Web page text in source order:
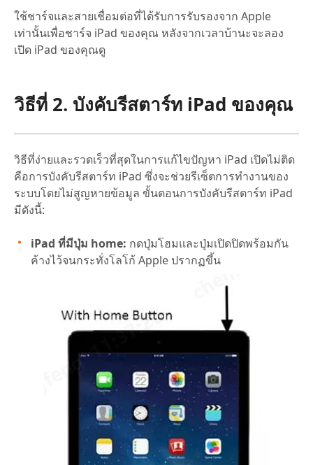
ใช้ชาร์จและสายเชื่อมต่อที่ได้รับการรับรองจาก Apple
เท่านั้นเพื่อชาร์จ iPad ของคุณ หลังจากเวลาบ้านะจะลอง
เปิด iPad ของคุณดู
วิธีที่ 2. บังคับรีสตาร์ท iPad ของคุณ
วิธีที่ง่ายและรวดเร็วที่สุดในการแก้ไขปัญหา iPad เปิดไม่ติด
คือการบังคับรีสตาร์ท iPad ซึ่งจะช่วยรีเซ็ตการทำงานของ
ระบบโดยไม่สูญหายข้อมูล ขั้นตอนการบังคับรีสตาร์ท iPad
มีดังนี้:
iPad ที่มีปุ่ม home: กดปุ่มโฮมและปุ่มเปิดปิดพร้อมกัน
ค้างไว้จนกระทั่งโลโก้ Apple ปรากฏขึ้น